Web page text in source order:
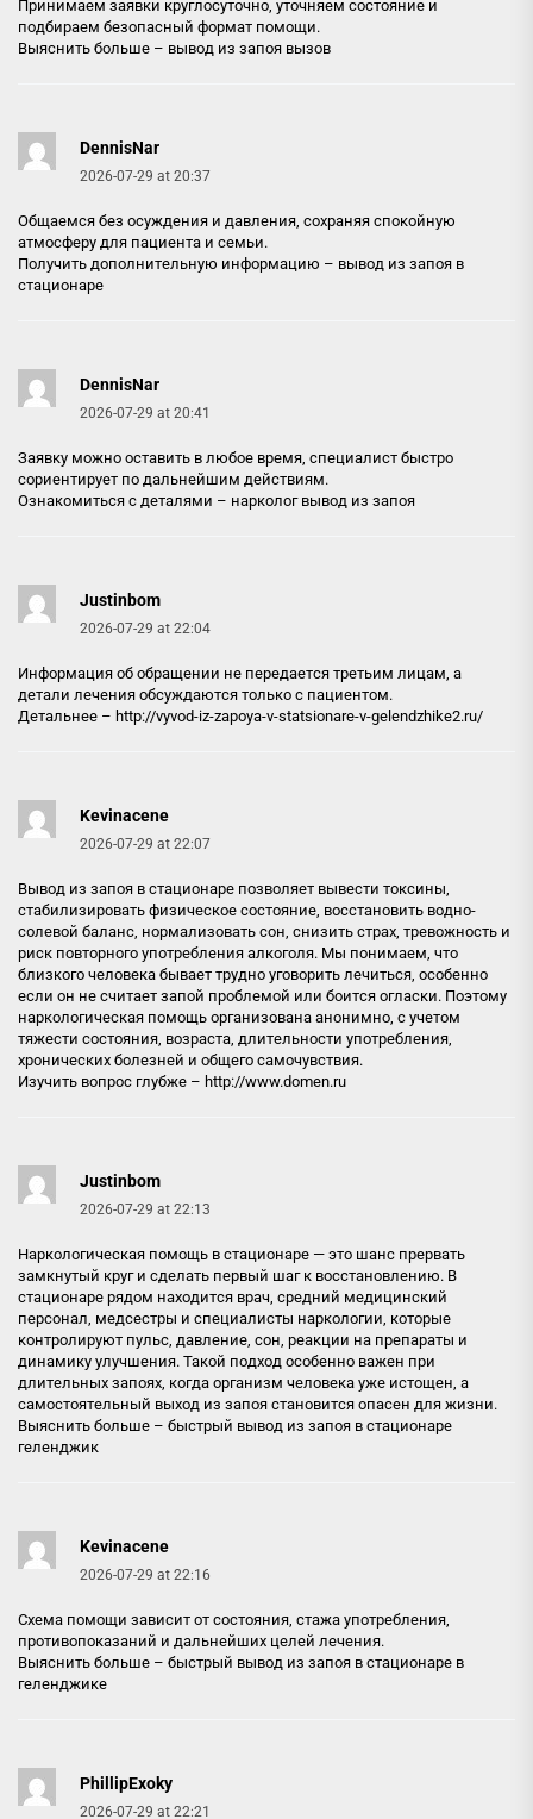
Принимаем заявки круглосуточно, уточняем состояние и
подбираем безопасный формат помощи.
Выяснить больше – вывод из запоя вызов
DennisNar
2026-07-29 at 20:37
Общаемся без осуждения и давления, сохраняя спокойную
атмосферу для пациента и семьи.
Получить дополнительную информацию – вывод из запоя в
стационаре
DennisNar
2026-07-29 at 20:41
Заявку можно оставить в любое время, специалист быстро
сориентирует по дальнейшим действиям.
Ознакомиться с деталями – нарколог вывод из запоя
Justinbom
2026-07-29 at 22:04
Информация об обращении не передается третьим лицам, а
детали лечения обсуждаются только с пациентом.
Детальнее – http://vyvod-iz-zapoya-v-statsionare-v-gelendzhike2.ru/
Kevinacene
2026-07-29 at 22:07
Вывод из запоя в стационаре позволяет вывести токсины,
стабилизировать физическое состояние, восстановить водно-
солевой баланс, нормализовать сон, снизить страх, тревожность и
риск повторного употребления алкоголя. Мы понимаем, что
близкого человека бывает трудно уговорить лечиться, особенно
если он не считает запой проблемой или боится огласки. Поэтому
наркологическая помощь организована анонимно, с учетом
тяжести состояния, возраста, длительности употребления,
хронических болезней и общего самочувствия.
Изучить вопрос глубже – http://www.domen.ru
Justinbom
2026-07-29 at 22:13
Наркологическая помощь в стационаре — это шанс прервать
замкнутый круг и сделать первый шаг к восстановлению. В
стационаре рядом находится врач, средний медицинский
персонал, медсестры и специалисты наркологии, которые
контролируют пульс, давление, сон, реакции на препараты и
динамику улучшения. Такой подход особенно важен при
длительных запоях, когда организм человека уже истощен, а
самостоятельный выход из запоя становится опасен для жизни.
Выяснить больше – быстрый вывод из запоя в стационаре
геленджик
Kevinacene
2026-07-29 at 22:16
Схема помощи зависит от состояния, стажа употребления,
противопоказаний и дальнейших целей лечения.
Выяснить больше – быстрый вывод из запоя в стационаре в
геленджике
PhillipExoky
2026-07-29 at 22:21